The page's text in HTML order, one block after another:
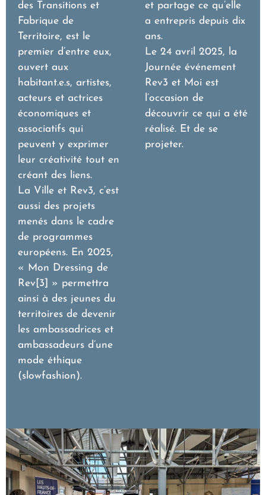
des Transitions et
Fabrique de
Territoire, est le
premier d’entre eux,
ouvert aux
habitant.e.s, artistes,
acteurs et actrices
économiques et
associatifs qui
peuvent y exprimer
leur créativité tout en
créant des liens.
La Ville et Rev3, c’est
aussi des projets
menés dans le cadre
de programmes
européens. En 2025,
« Mon Dressing de
Rev[3] » permettra
ainsi à des jeunes du
territoires de devenir
les ambassadrices et
ambassadeurs d’une
mode éthique
(slowfashion).
et partage ce qu’elle
a entrepris depuis dix
ans.
Le 24 avril 2025, la
Journée événement
Rev3 et Moi est
l’occasion de
découvrir ce qui a été
réalisé. Et de se
projeter.